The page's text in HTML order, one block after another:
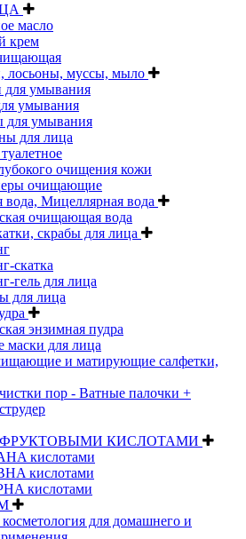
масло
крем
лосьоны, муссы, мыло
для умывания
умывания
для умывания
для лица
очищения кожи
очищающие
Мицеллярная вода
очищающая вода
скрабы для лица
скатка
гель для лица
для лица
энзимная пудра
для лица
и матирующие салфетки,
пор - Ватные палочки +
КИСЛОТАМИ
кислотами
кислотами
кислотами
для домашнего и